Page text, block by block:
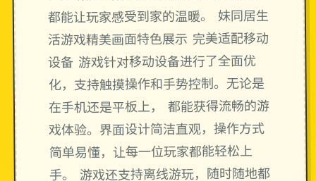
都能让玩家感受到家的温暖。 妹同居生
活游戏精美画面特色展示 完美适配移动
设备 游戏针对移动设备进行了全面优
化，支持触摸操作和手势控制。无论是
在手机还是平板上， 都能获得流畅的游
戏体验。界面设计简洁直观，操作方式
简单易懂，让每一位玩家都能轻松上
手。 游戏还支持离线游玩，随时随地都